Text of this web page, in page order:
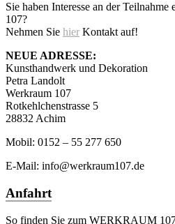
Sie haben Interesse an der
107?
Nehmen Sie hier Kontakt auf!
NEUE ADRESSE:
Kunsthandwerk und Dekoration
Petra Landolt
Werkraum 107
Rotkehlchenstrasse 5
28832 Achim
Mobil: 0152 – 55 277 650
E-Mail: info@werkraum107.de
Anfahrt
So finden Sie zum WERKRAUM